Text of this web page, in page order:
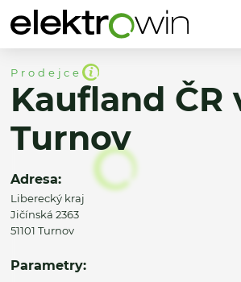
Prodejce
Kaufland ČR
Turnov
Adresa:
Liberecký kraj
Jičínská 2363
51101 Turnov
Parametry: